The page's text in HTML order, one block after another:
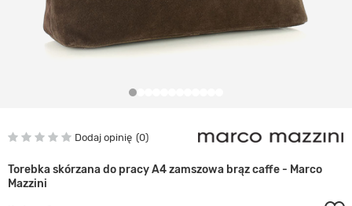
Dodaj opinię 0
Torebka skórzana do pracy A4 zamszowa brąz caffe - Marco
Mazzini